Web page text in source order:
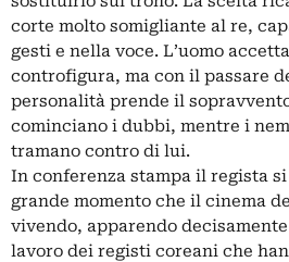
corte molto somigliante al re,
gesti e nella voce. L’uomo
controfigura, ma con il passare
personalità prende il
cominciano i dubbi, mentre i
tramano contro di lui.
In conferenza stampa il regista
grande momento che il cinema
vivendo, apparendo
lavoro dei registi coreani che